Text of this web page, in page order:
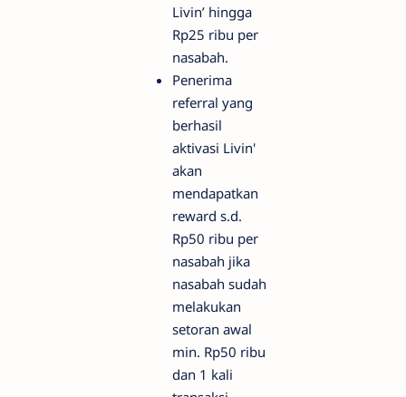
Livin’ hingga
Rp25 ribu per
nasabah.
Penerima
referral yang
berhasil
aktivasi Livin'
akan
mendapatkan
reward s.d.
Rp50 ribu per
nasabah jika
nasabah sudah
melakukan
setoran awal
min. Rp50 ribu
dan 1 kali